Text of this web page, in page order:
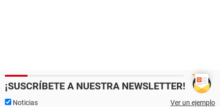
¡SUSCRÍBETE A NUESTRA NEWSLETTER!
Noticias Ver un ejemplo